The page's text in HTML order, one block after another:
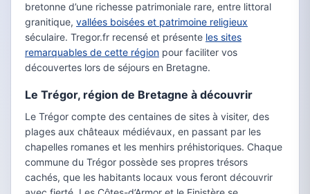
bretonne d’une richesse patrimoniale rare, entre littoral
granitique, vallées boisées et patrimoine religieux
séculaire. Tregor.fr recensé et présente les sites
remarquables de cette région pour faciliter vos
découvertes lors de séjours en Bretagne.
Le Trégor, région de Bretagne à découvrir
Le Trégor compte des centaines de sites à visiter, des
plages aux châteaux médiévaux, en passant par les
chapelles romanes et les menhirs préhistoriques. Chaque
commune du Trégor possède ses propres trésors
cachés, que les habitants locaux vous feront découvrir